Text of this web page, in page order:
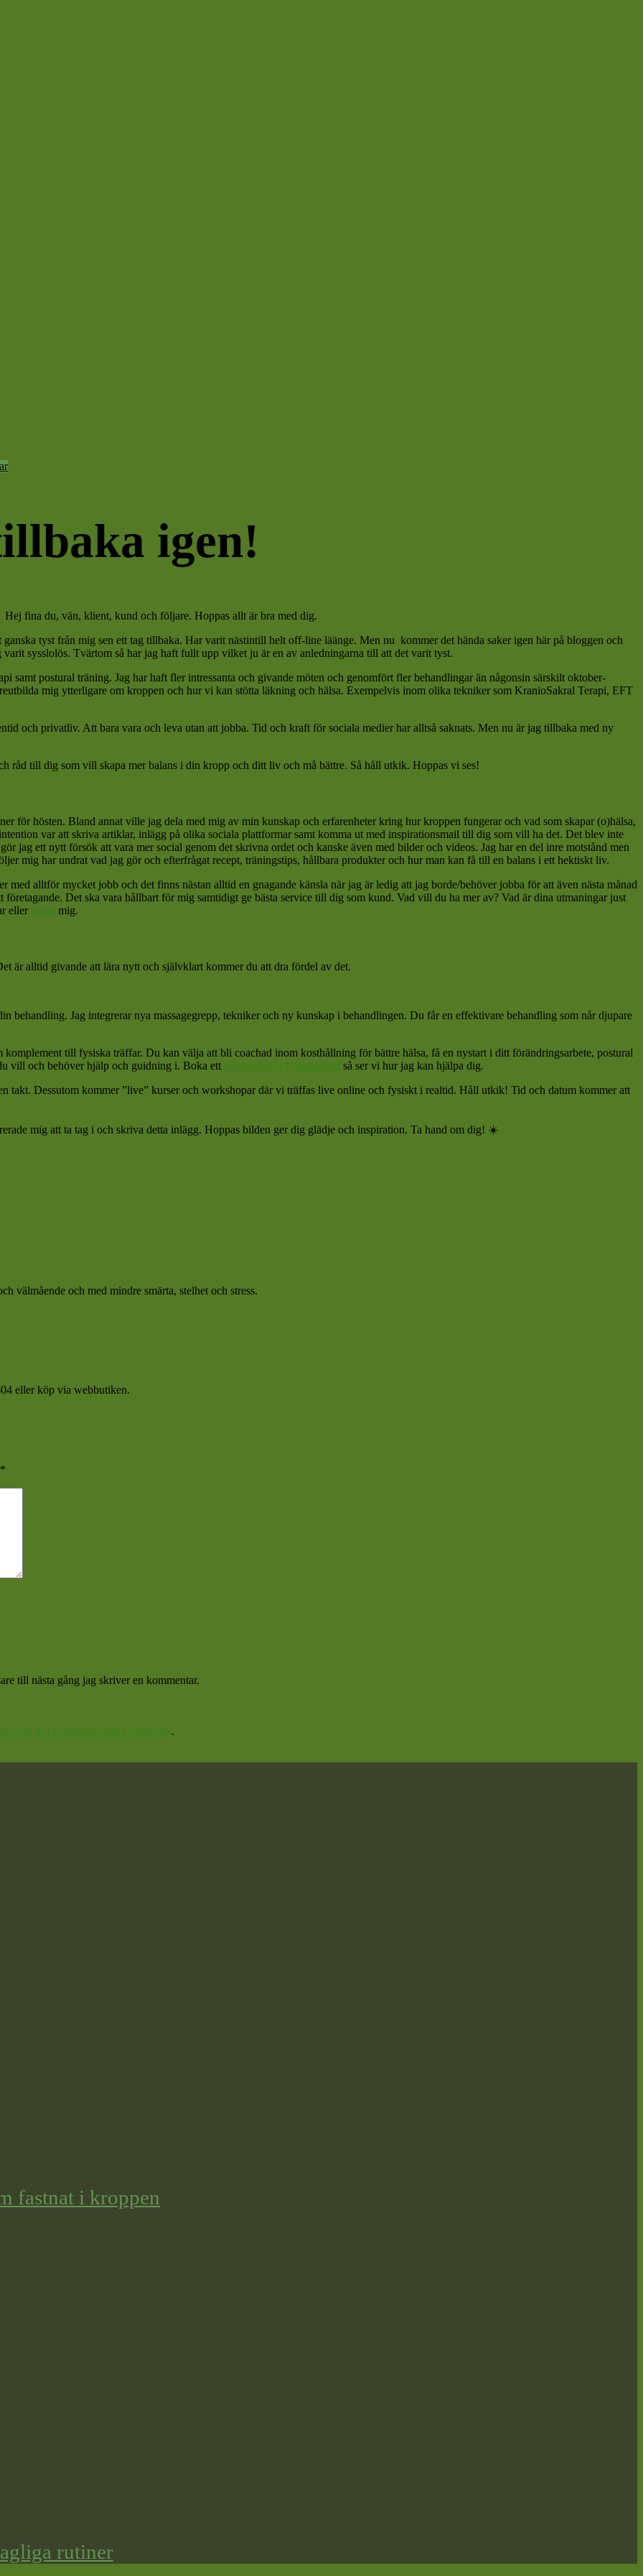
igen!
Hej fina du, vän, klient, kund och följare. Hoppas allt är bra med dig.
ganska tyst från mig sen ett tag tillbaka. Har varit nästintill helt off-line läänge. Men nu kommer det hända saker igen här på bloggen och
sysslolös. Tvärtom så har jag haft fullt upp vilket ju är en av anledningarna till att det varit tyst.
samt postural träning. Jag har haft fler intressanta och givande möten och genomfört fler behandlingar än någonsin särskilt oktober-
mig ytterligare om kroppen och hur vi kan stötta läkning och hälsa. Exempelvis inom olika tekniker som KranioSakral Terapi, EFT
och privatliv. Att bara vara och leva utan att jobba. Tid och kraft för sociala medier har alltså saknats. Men nu är jag tillbaka med ny
råd till dig som vill skapa mer balans i din kropp och ditt liv och må bättre. Så håll utkik. Hoppas vi ses!
för hösten. Bland annat ville jag dela med mig av min kunskap och erfarenheter kring hur kroppen fungerar och vad som skapar (o)hälsa,
var att skriva artiklar, inlägg på olika sociala plattformar samt komma ut med inspirationsmail till dig som vill ha det. Det blev inte
jag ett nytt försök att vara mer social genom det skrivna ordet och kanske även med bilder och videos. Jag har en del inre motstånd men
mig har undrat vad jag gör och efterfrågat recept, träningstips, hållbara produkter och hur man kan få till en balans i ett hektiskt liv.
alltför mycket jobb och det finns nästan alltid en gnagande känsla när jag är ledig att jag borde/behöver jobba för att även nästa månad
Det ska vara hållbart för mig samtidigt ge bästa service till dig som kund. Vad vill du ha mer av? Vad är dina utmaningar just
eller maila mig.
är alltid givande att lära nytt och självklart kommer du att dra fördel av det.
behandling. Jag integrerar nya massagegrepp, tekniker och ny kunskap i behandlingen. Du får en effektivare behandling som når djupare
till fysiska träffar. Du kan välja att bli coachad inom kosthållning för bättre hälsa, få en nystart i ditt förändringsarbete, postural
vill och behöver hjälp och guidning i. Boka ett Kostnadsfritt Hälsosamtal så ser vi hur jag kan hjälpa dig.
takt. Dessutom kommer ”live” kurser och workshopar där vi träffas live online och fysiskt i realtid. Håll utkik! Tid och datum kommer att
mig att ta tag i och skriva detta inlägg. Hoppas bilden ger dig glädje och inspiration. Ta hand om dig! ☀️
välmående och med mindre smärta, stelhet och stress.
eller köp via webbutiken.
*
till nästa gång jag skriver en kommentar.
hur din kommentarsdata bearbetas.
fastnat i kroppen